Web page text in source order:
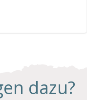
dazu?